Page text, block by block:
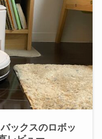
ックスのロボッ